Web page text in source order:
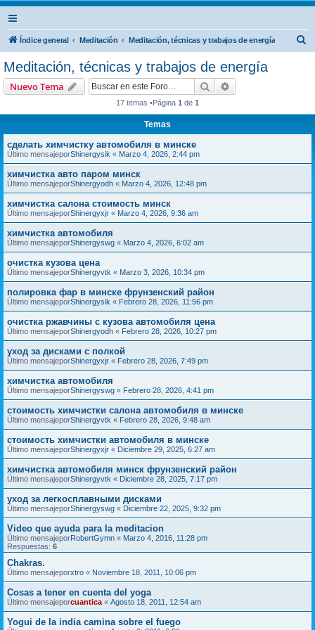
Índice general Meditación Meditación, técnicas y trabajos de energía
Meditación, técnicas y trabajos de energía
Nuevo Tema Buscar
17 temas •Página 1 de 1
Temas
сделать химчистку автомобиля в минске
Último mensajeporShinergysik « Marzo 4, 2026, 2:44 pm
химчистка авто паром минск
Último mensajeporShinergyodh « Marzo 4, 2026, 12:48 pm
химчистка салона стоимость минск
Último mensajeporShinergyxjr « Marzo 4, 2026, 9:36 am
химчистка автомобиля
Último mensajeporShinergyswg « Marzo 4, 2026, 6:02 am
очистка кузова цена
Último mensajeporShinergyvtk « Marzo 3, 2026, 10:34 pm
полировка фар в минске фрунзенский район
Último mensajeporShinergysik « Febrero 28, 2026, 11:56 pm
очистка ржавчины с кузова автомобиля цена
Último mensajeporShinergyodh « Febrero 28, 2026, 10:27 pm
уход за дисками с полкой
Último mensajeporShinergyxjr « Febrero 28, 2026, 7:49 pm
химчистка автомобиля
Último mensajeporShinergyswg « Febrero 28, 2026, 4:41 pm
стоимость химчистки салона автомобиля в минске
Último mensajeporShinergyvtk « Febrero 28, 2026, 9:48 am
стоимость химчистки автомобиля в минске
Último mensajeporShinergyxjr « Diciembre 29, 2025, 6:27 am
химчистка автомобиля минск фрунзенский район
Último mensajeporShinergyvtk « Diciembre 28, 2025, 7:17 pm
уход за легкосплавными дисками
Último mensajeporShinergyswg « Diciembre 22, 2025, 9:32 pm
Video que ayuda para la meditacion
Último mensajeporRobertGymn « Marzo 4, 2016, 11:28 pm
Respuestas: 6
Chakras.
Último mensajeporxtro « Noviembre 18, 2011, 10:06 pm
Cosas a tener en cuenta del yoga
Último mensajeporcuantica « Agosto 18, 2011, 12:54 am
Yogui de la india camina sobre el fuego